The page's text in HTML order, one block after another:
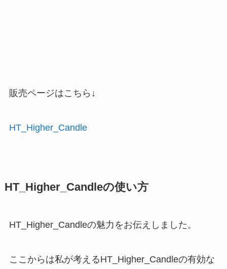
販売ページはこちら↓
HT_Higher_Candle
HT_Higher_Candleの使い方
HT_Higher_Candleの魅力をお伝えしました。
ここからは私が考えるHT_Higher_Candleの有効な